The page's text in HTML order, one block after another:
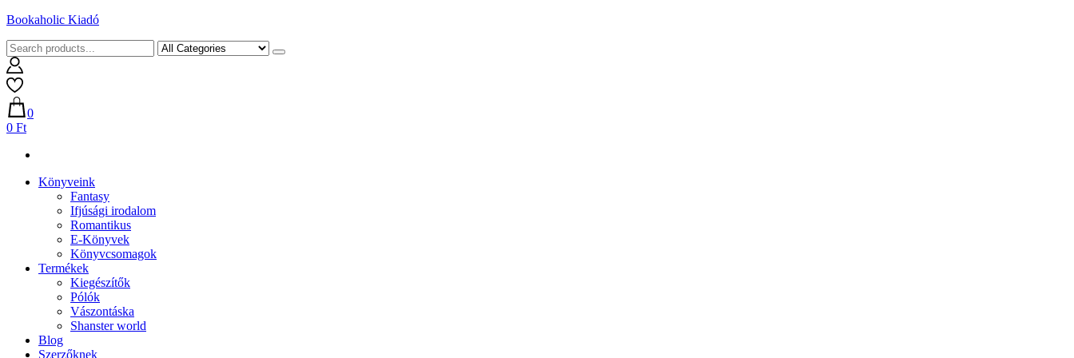
Skip
content
Bookaholic Kiadó
0
0 Ft
Könyveink
Fantasy
Ifjúsági irodalom
Romantikus
E-Könyvek
Könyvcsomagok
Termékek
Kiegészítők
Pólók
Vászontáska
Shanster world
Blog
Szerzőknek